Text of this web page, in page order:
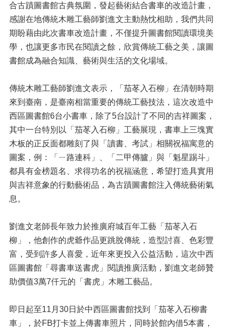
合古蹟圖書館古典氛圍，發起藝術結合書車的改造計畫，
感謝在地傳統木雕工藝師劉進文主動熱忱相助，我們共同
期盼藉由此次書車改造計畫，不僅提升圖書館閱讀環境美
學，也讓更多市民在閱讀之餘，欣賞傳統工藝之美，讓圖
書館成為融合知識、藝術與生活的文化場域。
傳統木雕工藝師劉進文表示，「茄苳入石柳」在清朝時期
來到臺南，是臺南相當重要的傳統工藝技法，這次改造中
西區圖書館6台小書車，除了5台設計了不同的吉祥圖案，
其中一台特別以「茄苳入石柳」工藝展現，書車上三塊實
木板的正反面都雕刻了與「讀書、考試」相關祝福寓意的
圖案，例：「ㄧ路連科」、「二甲傳臚」與「魁星踢斗」
都具有金榜題名、求得功名的祝福涵意，希望打造具實用
與吉祥意象的行動藝術品，為古蹟圖書館注入傳統藝術氣
息。
劉進文老師長年致力於推廣府城百年工藝「茄苳入石
柳」，他創作的虎爺作品更跳脫傳統，造型討喜、色彩豐
富，受到許多人喜愛，近年來更投入公益活動，這次中西
區圖書館「尋書車送書虎」閱讀推廣活動，劉進文老師贊
助價值3萬7仟元的「書虎」木雕工藝品。
即日起至11月30日於中西區圖書館找到「茄苳入石柳書
車」，於FB打卡並上傳書車照片，同時於館內借5本書，